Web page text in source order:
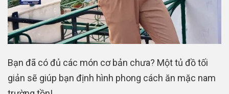
Bạn đã có đủ các món cơ bản chưa? Một tủ đồ tối
giản sẽ giúp bạn định hình phong cách ăn mặc nam